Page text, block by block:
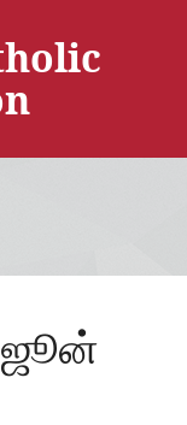
ஜூன்